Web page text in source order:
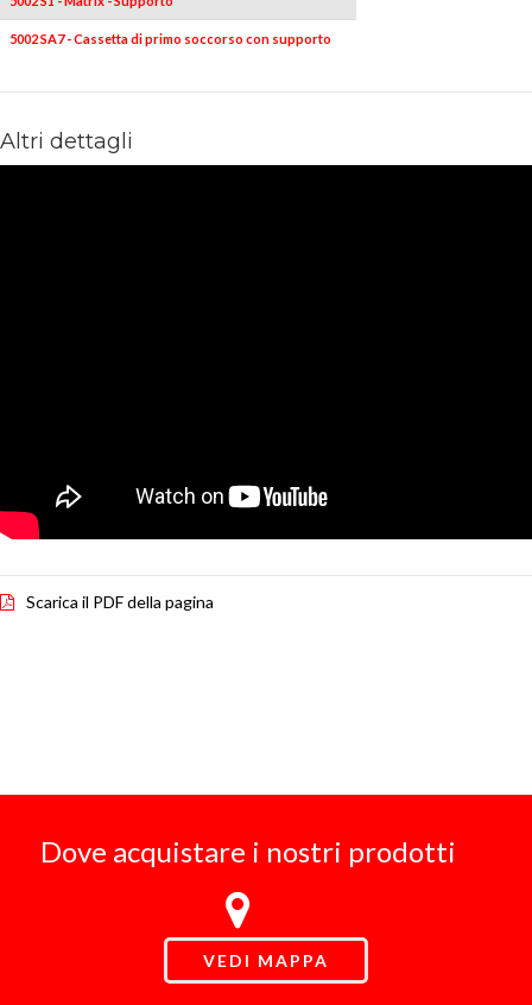
5002 SA7 - Cassetta di primo soccorso con supporto
Altri dettagli
Scarica il PDF della pagina
Dove acquistare i nostri prodotti
VEDI MAPPA